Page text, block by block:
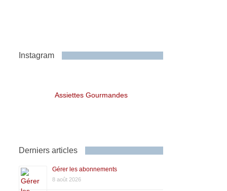
Instagram
Assiettes Gourmandes
Derniers articles
Gérer les abonnements
8 août 2026